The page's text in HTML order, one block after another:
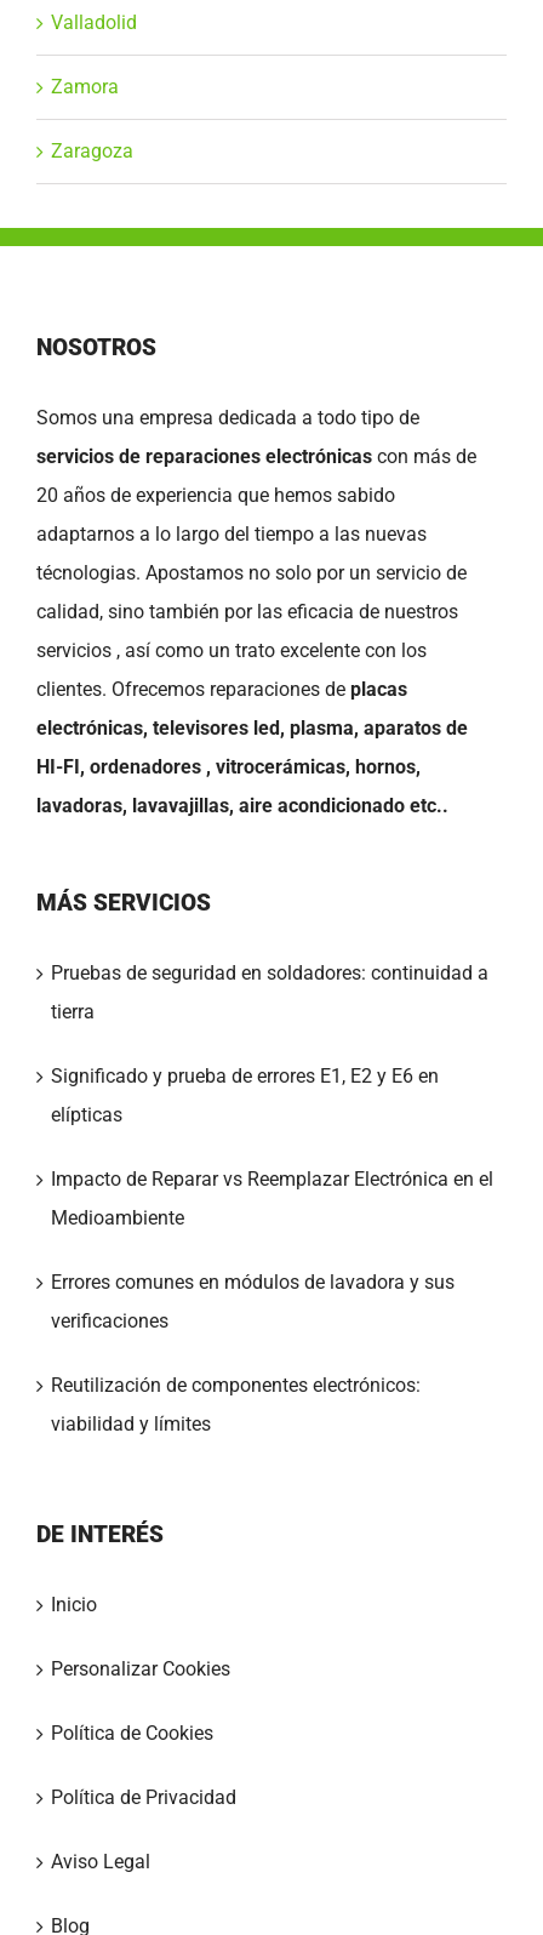
Valladolid
Zamora
Zaragoza
NOSOTROS
Somos una empresa dedicada a todo tipo de
servicios de reparaciones electrónicas con más de
20 años de experiencia que hemos sabido
adaptarnos a lo largo del tiempo a las nuevas
técnologias. Apostamos no solo por un servicio de
calidad, sino también por las eficacia de nuestros
servicios , así como un trato excelente con los
clientes. Ofrecemos reparaciones de placas
electrónicas, televisores led, plasma, aparatos de
HI-FI, ordenadores , vitrocerámicas, hornos,
lavadoras, lavavajillas, aire acondicionado etc..
MÁS SERVICIOS
Pruebas de seguridad en soldadores: continuidad a
tierra
Significado y prueba de errores E1, E2 y E6 en
elípticas
Impacto de Reparar vs Reemplazar Electrónica en el
Medioambiente
Errores comunes en módulos de lavadora y sus
verificaciones
Reutilización de componentes electrónicos:
viabilidad y límites
DE INTERÉS
Inicio
Personalizar Cookies
Política de Cookies
Política de Privacidad
Aviso Legal
Blog